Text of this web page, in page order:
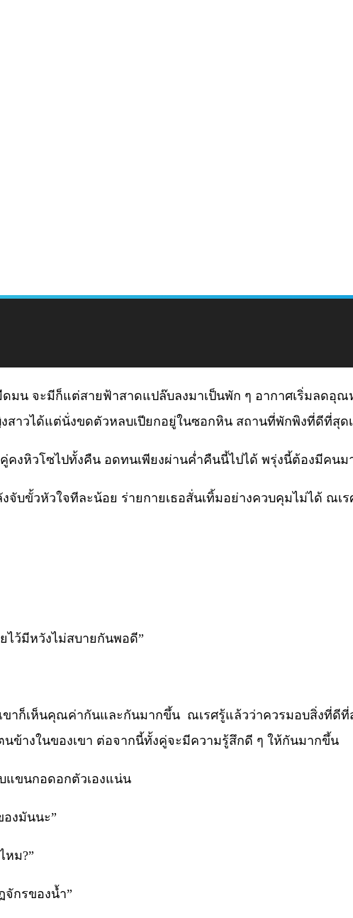
น จะมีก็แต่สายฟ้าสาดแปล๊บลงมาเป็นพัก ๆ อากาศเริ่มลดอุณ
าวได้แต่นั่งขดตัวหลบเปียกอยู่ในซอกหิน สถานที่พักพิงที่ดีที่สุด
คงหิวโซไปทั้งคืน อดทนเพียงผ่านค่ำคืนนี้ไปได้ พรุ่งนี้ต้องมีคนม
จับขั้วหัวใจทีละน้อย ร่ายกายเธอสั่นเทิ้มอย่างควบคุมไม่ได้ ณเ
ยไว้มีหวังไม่สบายกันพอดี”
าก็เห็นคุณค่ากันและกันมากขึ้น ณเรศรู้แล้วว่าควรมอบสิ่งที่ดีที่
ข้างในของเขา ต่อจากนี้ทั้งคู่จะมีความรู้สึกดี ๆ ให้กันมากขึ้น
แขนกอดอกตัวเองแน่น
งมันนะ”
หม?”
กรของน้ำ”